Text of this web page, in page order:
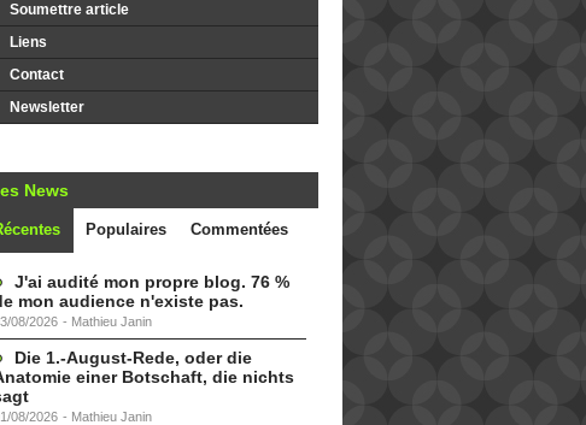
Soumettre article
Liens
Contact
Newsletter
News
Populaires Commentées
J'ai audité mon propre blog. 76 %
mon audience n'existe pas.
08/2026 - Mathieu Janin
Die 1.-August-Rede, oder die
einer Botschaft, die nichts
08/2026 - Mathieu Janin